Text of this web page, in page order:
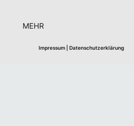
MEHR
Impressum Datenschutzerklärung